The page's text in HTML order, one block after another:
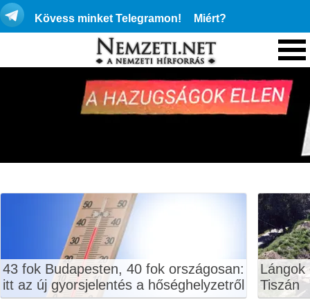
Kövess minket Telegramon! Miért?
43 fok Budapesten, 40 fok országosan:
itt az új gyorsjelentés a hőséghelyzetről
Lángok
Tiszán